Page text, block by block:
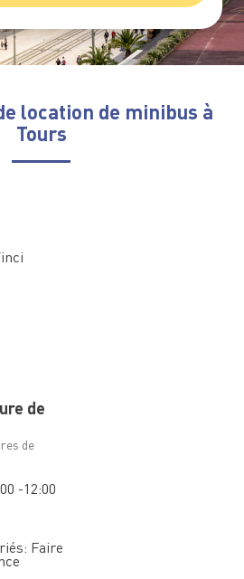
location de minibus à
Tours
de
de
-12:00
Faire